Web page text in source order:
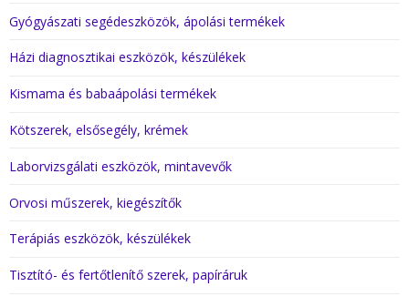
Gyógyászati segédeszközök, ápolási termékek
Házi diagnosztikai eszközök, készülékek
Kismama és babaápolási termékek
Kötszerek, elsősegély, krémek
Laborvizsgálati eszközök, mintavevők
Orvosi műszerek, kiegészítők
Terápiás eszközök, készülékek
Tisztító- és fertőtlenítő szerek, papíráruk